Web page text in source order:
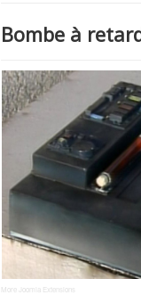
Bombe à
More Joomla Extensions